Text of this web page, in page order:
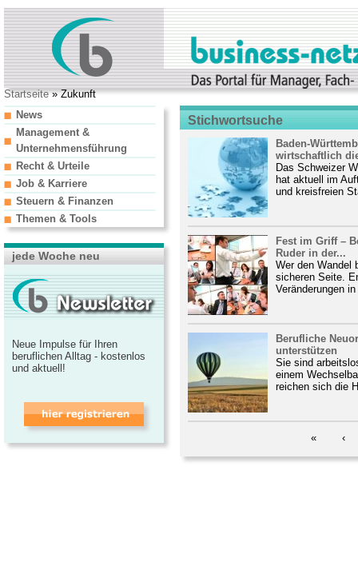
Startseite» Zukunft
Stichwortsuche
Baden-
wirtschaftlich
Das Schweizer
hat aktuell im
und kreisfreien
Fest im Griff –
Ruder in der...
Wer den Wandel
sicheren Seite.
Veränderungen
Berufliche
unterstützen
Sie sind
einem
reichen sich die
« ‹
News
Management &
Unternehmensführung
Recht & Urteile
Job & Karriere
Steuern & Finanzen
Themen & Tools
jede Woche neu
Neue Impulse für Ihren
beruflichen Alltag - kostenlos
und aktuell!